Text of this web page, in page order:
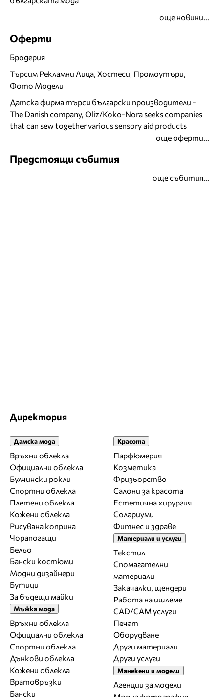
още новини...
Оферти
Бродерия
Търсим Рекламни Лица, Хостеси, Промоутъри,
Фото Модели
Датска фирма търси български производители -
The Danish company, Oliz/Koko-Nora seeks companies
that can sew together various sensory aid products
още оферти...
Предстоящи събития
още събития...
Директория
Дамска мода
Връхни облекла
Официални облекла
Булчински рокли
Спортни облекла
Плетени облекла
Кожени облекла
Рисувана коприна
Чорапогащи
Бельо
Бански костюми
Модни дизайнери
Бутици
За бъдещи майки
Мъжка мода
Връхни облекла
Официални облекла
Спортни облекла
Дънкови облекла
Кожени облекла
Вратовръзки
Бански
Красота
Парфюмерия
Козметика
Фризьорство
Салони за красота
Естетична хирургия
Солариуми
Фитнес и здраве
Материали и услуги
Текстил
Спомагателни
материали
Закачалки, щендери
Работа на ишлеме
CAD/CAM услуги
Печат
Оборудване
Други материали
Други услуги
Манекени и модели
Агенции за модели